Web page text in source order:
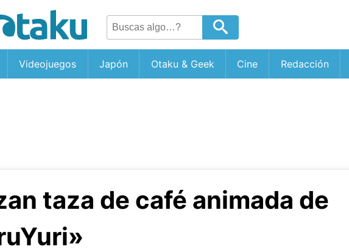
Videojuegos Japón Otaku & Geek Cine Redacción
taza de café animada de